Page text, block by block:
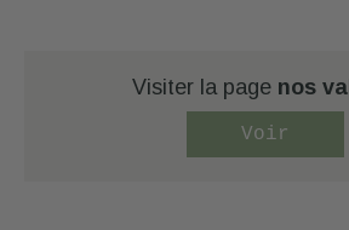
Visiter la page nos
Voir